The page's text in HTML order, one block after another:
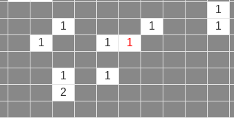
1
1 1 1
1 1 1
1 1
2